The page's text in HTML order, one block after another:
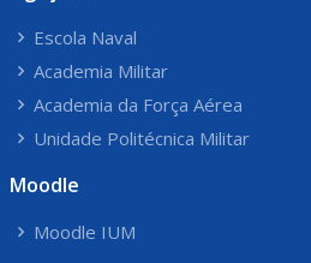
Escola Naval
Academia Militar
Academia da Força Aérea
Unidade Politécnica Militar
Moodle
Moodle IUM